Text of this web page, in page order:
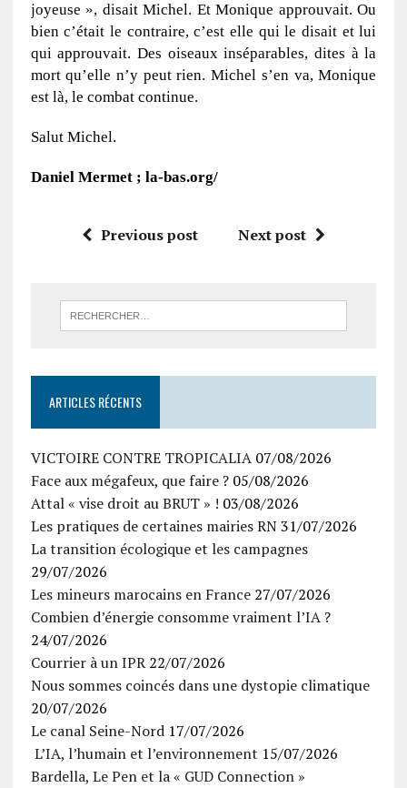
joyeuse », disait Michel. Et Monique approuvait. Ou
bien c’était le contraire, c’est elle qui le disait et lui
qui approuvait. Des oiseaux inséparables, dites à la
mort qu’elle n’y peut rien. Michel s’en va, Monique
est là, le combat continue.
Salut Michel.
Daniel Mermet ; la-bas.org/
Previous post Next post
ARTICLES RÉCENTS
VICTOIRE CONTRE TROPICALIA 07/08/2026
Face aux mégafeux, que faire ? 05/08/2026
Attal « vise droit au BRUT » ! 03/08/2026
Les pratiques de certaines mairies RN 31/07/2026
La transition écologique et les campagnes
29/07/2026
Les mineurs marocains en France 27/07/2026
Combien d’énergie consomme vraiment l’IA ?
24/07/2026
Courrier à un IPR 22/07/2026
Nous sommes coincés dans une dystopie climatique
20/07/2026
Le canal Seine-Nord 17/07/2026
L’IA, l’humain et l’environnement 15/07/2026
Bardella, Le Pen et la « GUD Connection »